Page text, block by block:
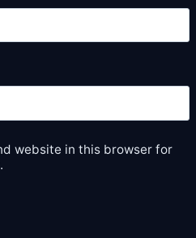
website in this browser for